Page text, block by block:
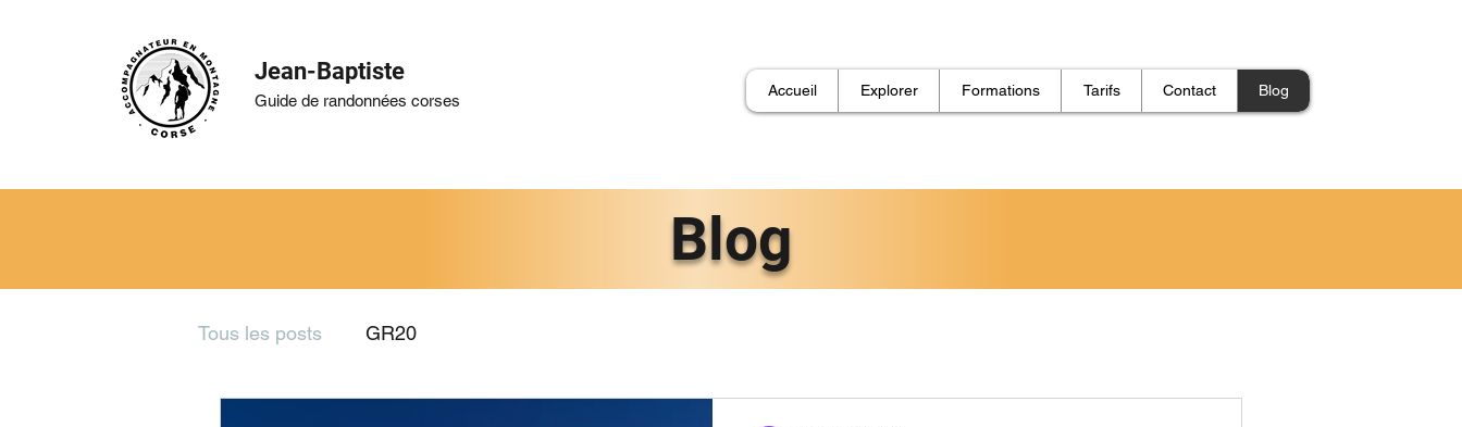
Jean-Baptiste
Guide de randonnées corses
Accueil Explorer Formations Tarifs Contact Blog
Blog
Tous les posts GR20